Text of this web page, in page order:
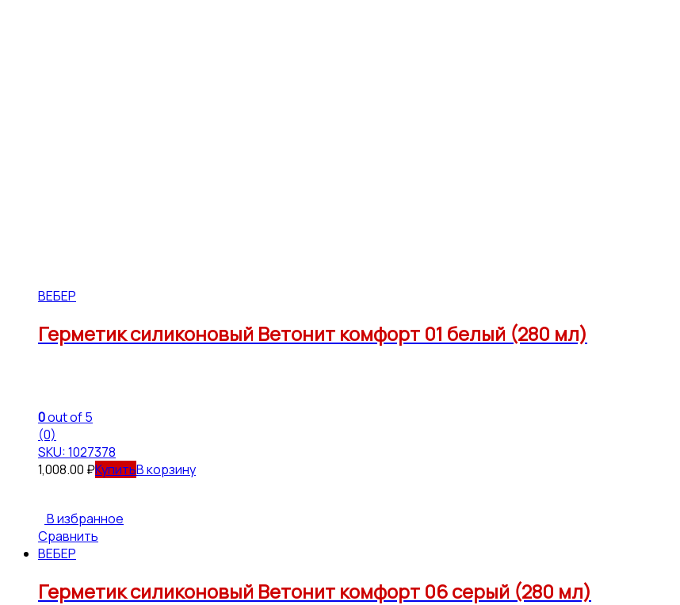
ВЕБЕР
Герметик силиконовый Ветонит комфорт 01 белый (280 мл)
0out of 5
(0)
SKU: 1027378
1,008.00 ₽ В корзину
В избранное
Сравнить
ВЕБЕР
Герметик силиконовый Ветонит комфорт 06 серый (280 мл)